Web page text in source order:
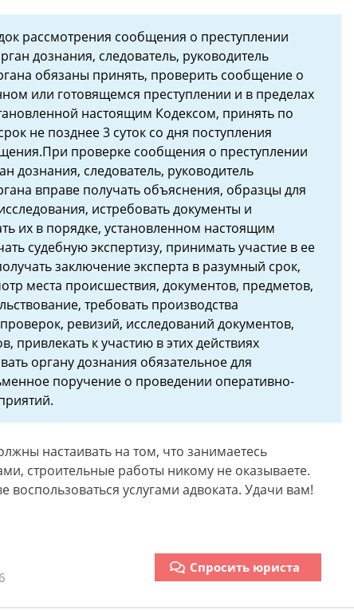
рассмотрения сообщения о преступлении
дознания, следователь, руководитель
обязаны принять, проверить сообщение о
или готовящемся преступлении и в пределах
настоящим Кодексом, принять по
не позднее 3 суток со дня поступления
проверке сообщения о преступлении
дознания, следователь, руководитель
вправе получать объяснения, образцы для
истребовать документы и
их в порядке, установленном настоящим
судебную экспертизу, принимать участие в ее
заключение эксперта в разумный срок,
места происшествия, документов, предметов,
требовать производства
ревизий, исследований документов,
привлекать к участию в этих действиях
органу дознания обязательное для
поручение о проведении оперативно-
настаивать на том, что занимаетесь
строительные работы никому не оказываете.
воспользоваться услугами адвоката. Удачи вам!
Спросить юриста